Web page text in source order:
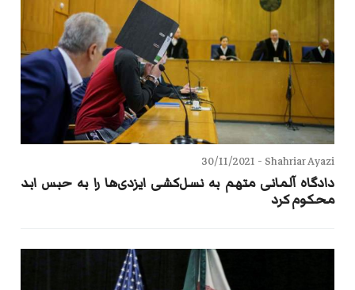
Shahriar Ayazi -
30/11/2021
دادگاه آلمانی متهم به نسل‌کشی ایزدی‌ها را به حبس ابد
محکوم کرد